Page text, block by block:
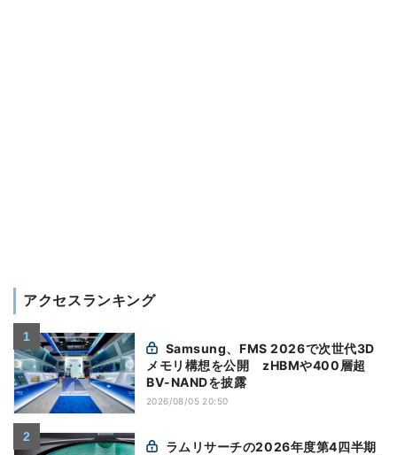
アクセスランキング
メモリ構想を公開 zHBMや400層超
BV-NANDを披露
2026/08/05 20:50